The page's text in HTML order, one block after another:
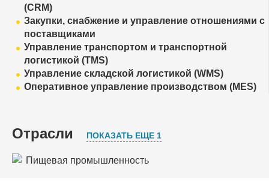
(CRM)
Закупки, снабжение и управление отношениями с
поставщиками
Управление транспортом и транспортной
логистикой (TMS)
Управление складской логистикой (WMS)
Оперативное управление производством (MES)
Отрасли ПОКАЗАТЬ ЕЩЕ 1
Пищевая промышленность